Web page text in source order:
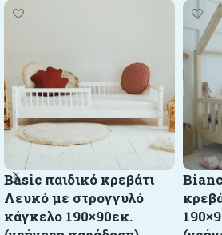
Basic παιδικό κρεβάτι
Λευκό με στρογγυλό
κάγκελο 190×90εκ.